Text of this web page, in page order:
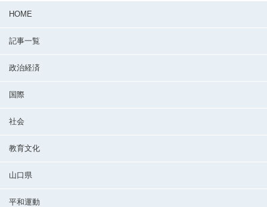
HOME
記事一覧
政治経済
国際
社会
教育文化
山口県
平和運動